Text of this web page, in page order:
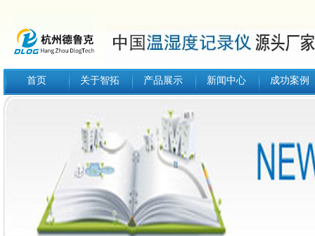
首页 关于智拓 产品展示 新闻中心 成功案例